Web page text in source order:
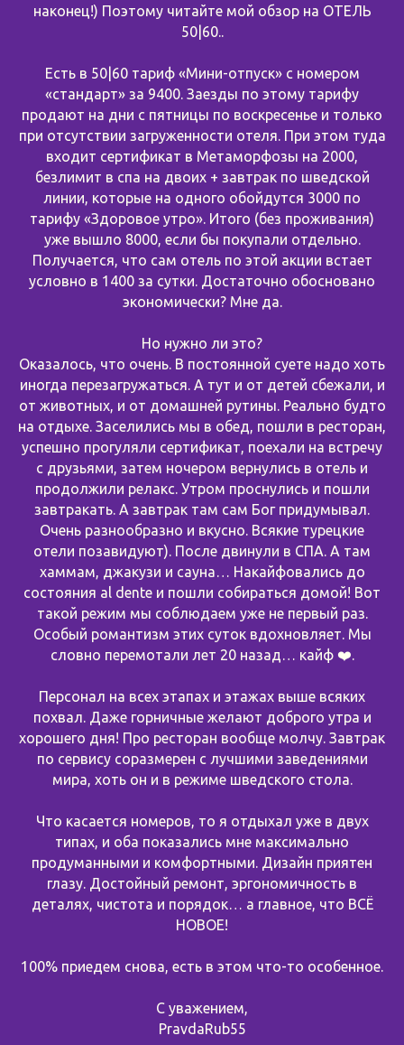
наконец!) Поэтому читайте мой обзор на ОТЕЛЬ
50|60..
Есть в 50|60 тариф «Мини-отпуск» с номером
«стандарт» за 9400. Заезды по этому тарифу
продают на дни с пятницы по воскресенье и только
при отсутствии загруженности отеля. При этом туда
входит сертификат в Метаморфозы на 2000,
безлимит в спа на двоих + завтрак по шведской
линии, которые на одного обойдутся 3000 по
тарифу «Здоровое утро». Итого (без проживания)
уже вышло 8000, если бы покупали отдельно.
Получается, что сам отель по этой акции встает
условно в 1400 за сутки. Достаточно обосновано
экономически? Мне да.
Но нужно ли это?
Оказалось, что очень. В постоянной суете надо хоть
иногда перезагружаться. А тут и от детей сбежали, и
от животных, и от домашней рутины. Реально будто
на отдыхе. Заселились мы в обед, пошли в ресторан,
успешно прогуляли сертификат, поехали на встречу
с друзьями, затем ночером вернулись в отель и
продолжили релакс. Утром проснулись и пошли
завтракать. А завтрак там сам Бог придумывал.
Очень разнообразно и вкусно. Всякие турецкие
отели позавидуют). После двинули в СПА. А там
хаммам, джакузи и сауна… Накайфовались до
состояния al dente и пошли собираться домой! Вот
такой режим мы соблюдаем уже не первый раз.
Особый романтизм этих суток вдохновляет. Мы
словно перемотали лет 20 назад… кайф ❤️.
Персонал на всех этапах и этажах выше всяких
похвал. Даже горничные желают доброго утра и
хорошего дня! Про ресторан вообще молчу. Завтрак
по сервису соразмерен с лучшими заведениями
мира, хоть он и в режиме шведского стола.
Что касается номеров, то я отдыхал уже в двух
типах, и оба показались мне максимально
продуманными и комфортными. Дизайн приятен
глазу. Достойный ремонт, эргономичность в
деталях, чистота и порядок… а главное, что ВСЁ
НОВОЕ!
100% приедем снова, есть в этом что-то особенное.
С уважением,
PravdaRub55